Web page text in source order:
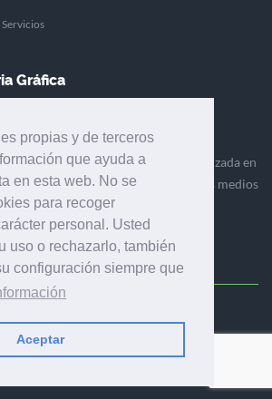
propias y de terceros
que ayuda a
en esta web. No se
para recoger
personal. Usted
uso o rechazarlo, también
configuración siempre que
Aceptar
Servicios
Gráfica
es una empresa editora especializada en
gráfica que engloba diversos medios
en el mercado gráfico, la
el envasado.
08020 Barcelona (España)